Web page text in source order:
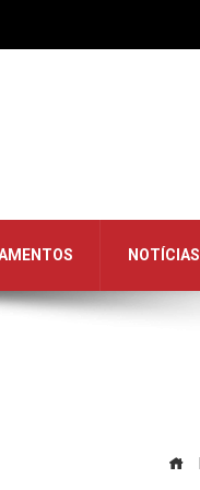
NOTÍCIAS